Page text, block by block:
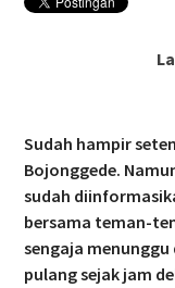
Terganggu Akibat KRL
Sudah hampir
Bojonggede.
sudah
bersama teman-
sengaja menunggu
pulang sejak jam